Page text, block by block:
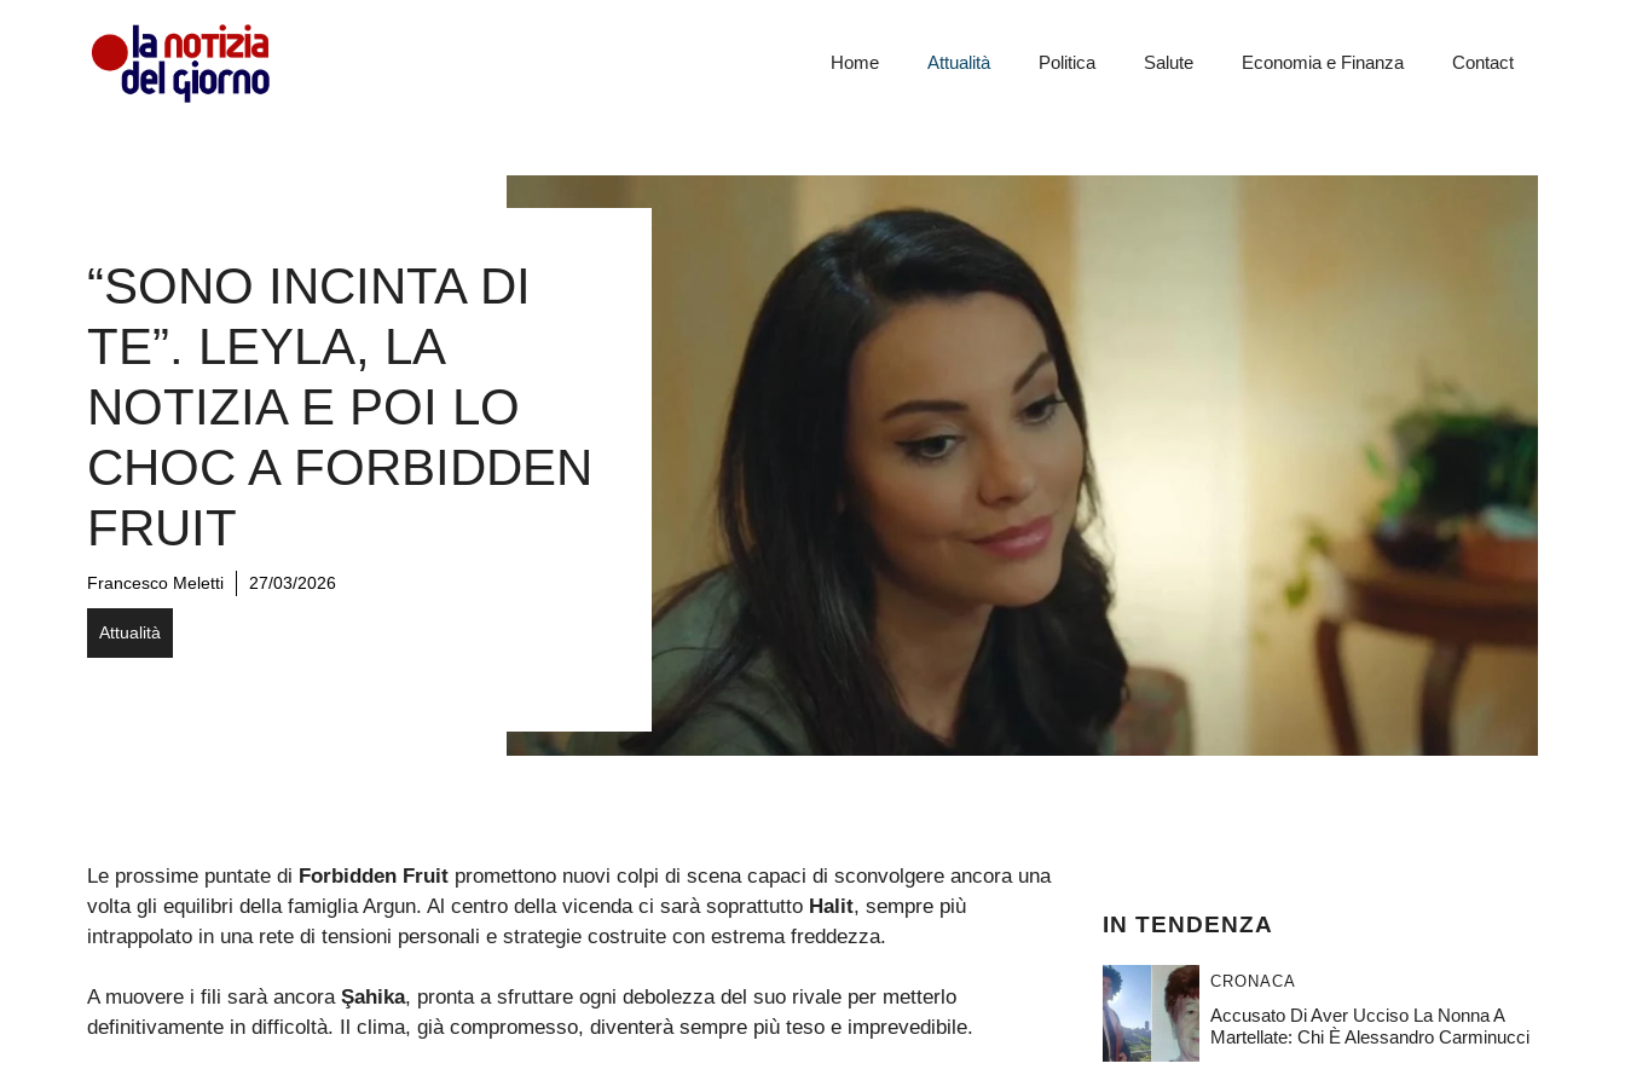
Home Attualità Politica Salute Economia e Finanza Contact
“SONO INCINTA DI
TE”. LEYLA, LA
NOTIZIA E POI LO
CHOC A FORBIDDEN
FRUIT
Francesco Meletti 27/03/2026
Attualità
Le prossime puntate di Forbidden Fruit promettono nuovi colpi di scena capaci di sconvolgere ancora una
volta gli equilibri della famiglia Argun. Al centro della vicenda ci sarà soprattutto Halit, sempre più
intrappolato in una rete di tensioni personali e strategie costruite con estrema freddezza.
A muovere i fili sarà ancora Şahika, pronta a sfruttare ogni debolezza del suo rivale per metterlo
definitivamente in difficoltà. Il clima, già compromesso, diventerà sempre più teso e imprevedibile.
IN TENDENZA
CRONACA
Accusato Di Aver Ucciso La Nonna A
Martellate: Chi È Alessandro Carminucci